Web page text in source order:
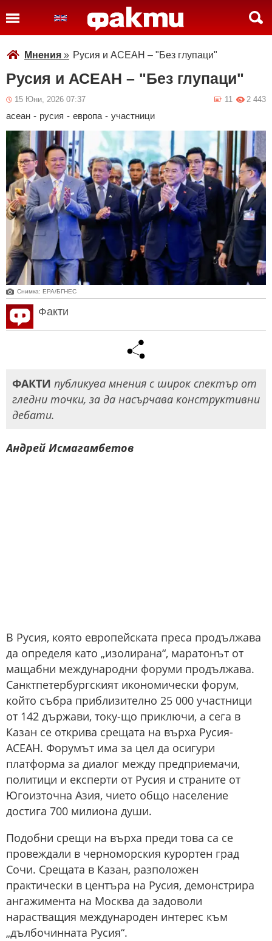
Мнения » Русия и АСЕАН – "Без глупаци"
Русия и АСЕАН – "Без глупаци"
15 Юни, 2026 07:37 2 443
11
асеан - русия - европа - участници
Снимка: ЕРА/БГНЕС
Факти
ФАКТИ публикува мнения с широк спектър от
гледни точки, за да насърчава конструктивни
дебати.
Андрей Исмагамбетов
В Русия, която европейската преса продължава
да определя като „изолирана“, маратонът от
мащабни международни форуми продължава.
Санктпетербургският икономически форум,
който събра приблизително 25 000 участници
от 142 държави, току-що приключи, а сега в
Казан се открива срещата на върха Русия-
АСЕАН. Форумът има за цел да осигури
платформа за диалог между предприемачи,
политици и експерти от Русия и страните от
Югоизточна Азия, чието общо население
достига 700 милиона души.
Подобни срещи на върха преди това са се
провеждали в черноморския курортен град
Сочи. Срещата в Казан, разположен
практически в центъра на Русия, демонстрира
ангажимента на Москва да задоволи
нарастващия международен интерес към
„дълбочинната Русия“.